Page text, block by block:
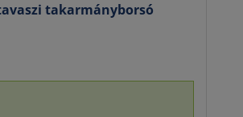
takarmányborsó